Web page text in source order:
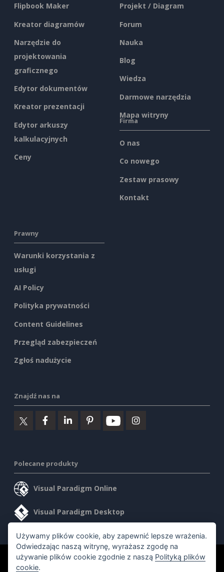
Flipbook Maker
Kreator diagramów
Narzędzie do
projektowania
graficznego
Edytor dokumentów
Kreator prezentacji
Edytor arkuszy
kalkulacyjnych
Ceny
Projekt / Diagram
Forum
Nauka
Blog
Wiedza
Darmowe narzędzia
Mapa witryny
Firma
O nas
Co nowego
Zestaw prasowy
Kontakt
Prawny
Warunki korzystania z
usługi
AI Policy
Polityka prywatności
Content Guidelines
Przegląd zabezpieczeń
Zgłoś nadużycie
Znajdź nas na
Polecane produkty
Visual Paradigm Online
Visual Paradigm Desktop
©2026 by Visual Paradigm. Wszelkie prawa zastrzeżone.
Używamy plików cookie, aby zapewnić lepsze wrażenia.
Odwiedzając naszą witrynę, wyrażasz zgodę na
używanie plików cookie zgodnie z naszą Polityką plików
cookie.